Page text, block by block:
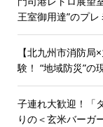
王室御用達”のプレ
【北九州市消防
験！ “地域防災”の
子連れ大歓迎！「
りの＜玄米バーガ